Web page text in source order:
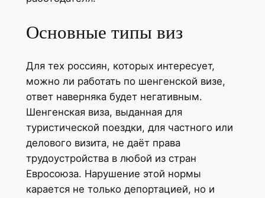
Основные типы виз
Для тех россиян, которых интересует,
можно ли работать по шенгенской визе,
ответ наверняка будет негативным.
Шенгенская виза, выданная для
туристической поездки, для частного или
делового визита, не даёт права
трудоустройства в любой из стран
Евросоюза. Нарушение этой нормы
карается не только депортацией, но и